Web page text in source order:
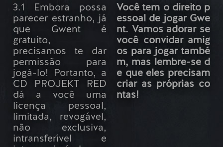
3.1 Embora possa
parecer estranho, já
que Gwent é
gratuito,
precisamos te dar
permissão para
jogá-lo! Portanto, a
CD PROJEKT RED
dá a você uma
licença pessoal,
limitada, revogável,
não exclusiva,
intransferível e
Você tem o direito p
essoal de jogar Gwe
nt. Vamos adorar se
você convidar amig
os para jogar també
m, mas lembre-se d
e que eles precisam
criar as próprias co
ntas!